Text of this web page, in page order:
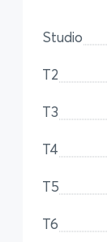
Studio
T2
T3
T4
T5
T6